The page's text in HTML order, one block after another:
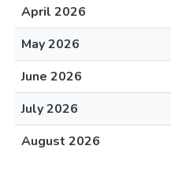
April 2026
May 2026
June 2026
July 2026
August 2026